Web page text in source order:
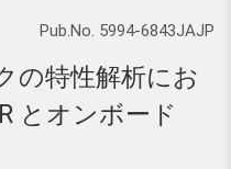
Pub.No. 5994-6843JAJP
の特性解析にお
とオンボード